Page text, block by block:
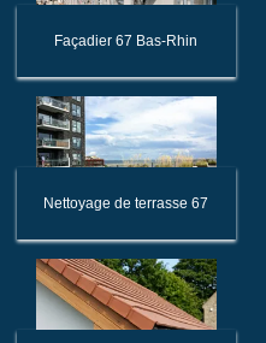
Façadier 67 Bas-Rhin
Nettoyage de terrasse 67